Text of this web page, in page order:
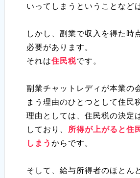
いってしまうということなど
しかし、副業で収入を得た時
必要があります。
それは住民税です。
副業チャットレディが本業の
まう理由のひとつとして住民
理由としては、住民税の決定
しており、
所得が上がると住
しまう からです。
そして、給与所得者のほとん